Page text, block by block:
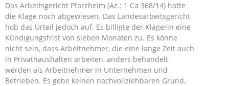
Das Arbeitsgericht Pforzheim (Az.: 1 Ca 368/14) hatte
die Klage noch abgewiesen. Das Landesarbeitsgericht
hob das Urteil jedoch auf. Es billigte der Klägerin eine
Kündigungsfrist von sieben Monaten zu. Es könne
nicht sein, dass Arbeitnehmer, die eine lange Zeit auch
in Privathaushalten arbeiten, anders behandelt
werden als Arbeitnehmer in Unternehmen und
Betrieben. Es gebe keinen nachvollziehbaren Grund,